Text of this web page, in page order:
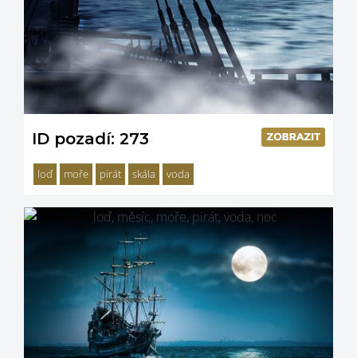
ID pozadí: 273
loď moře pirát skála voda